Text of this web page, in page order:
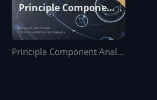
Principle Component Analysis (PCA)
Principle Component Analysis (PCA)